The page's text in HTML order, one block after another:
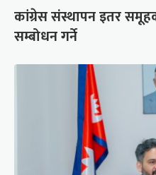
कांग्रेस संस्थापन इतर
सम्बोधन गर्ने